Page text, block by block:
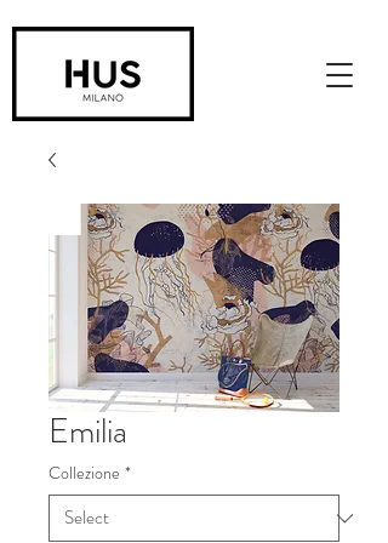
Emilia
Collezione *